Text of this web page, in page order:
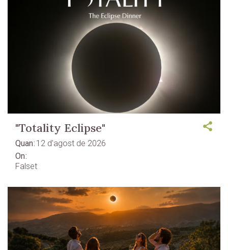
"Totality Eclipse"
Quan 12 d'agost de 2026
On
Falset